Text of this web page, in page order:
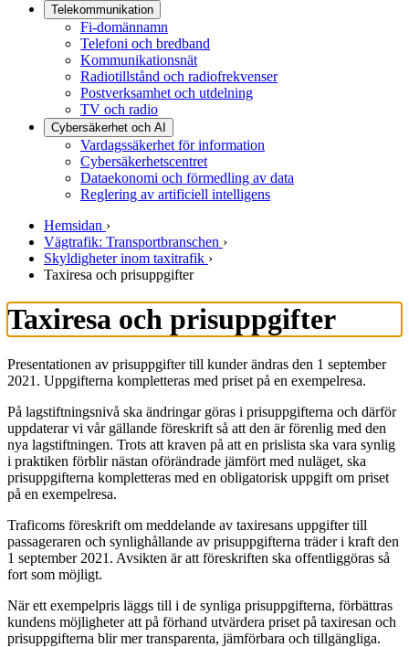
Telekommunikation
Fi-domännamn
Telefoni och bredband
Kommunikationsnät
Radiotillstånd och radiofrekvenser
Postverksamhet och utdelning
TV och radio
Cybersäkerhet och AI
Vardagssäkerhet för information
Cybersäkerhetscentret
Dataekonomi och förmedling av data
Reglering av artificiell intelligens
Hemsidan ›
Vägtrafik: Transportbranschen ›
Skyldigheter inom taxitrafik ›
Taxiresa och prisuppgifter
Taxiresa och prisuppgifter
Presentationen av prisuppgifter till kunder ändras den 1 september
2021. Uppgifterna kompletteras med priset på en exempelresa.
På lagstiftningsnivå ska ändringar göras i prisuppgifterna och därför
uppdaterar vi vår gällande föreskrift så att den är förenlig med den
nya lagstiftningen. Trots att kraven på att en prislista ska vara synlig
i praktiken förblir nästan oförändrade jämfört med nuläget, ska
prisuppgifterna kompletteras med en obligatorisk uppgift om priset
på en exempelresa.
Traficoms föreskrift om meddelande av taxiresans uppgifter till
passageraren och synlighållande av prisuppgifterna träder i kraft den
1 september 2021. Avsikten är att föreskriften ska offentliggöras så
fort som möjligt.
När ett exempelpris läggs till i de synliga prisuppgifterna, förbättras
kundens möjligheter att på förhand utvärdera priset på taxiresan och
prisuppgifterna blir mer transparenta, jämförbara och tillgängliga.